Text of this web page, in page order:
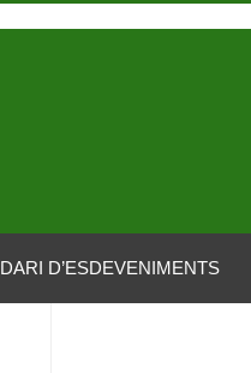
D’ESDEVENIMENTS